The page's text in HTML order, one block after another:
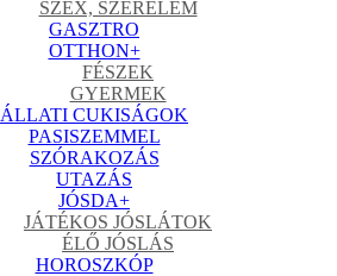
SZEX, SZERELEM
GASZTRO
OTTHON+
FÉSZEK
GYERMEK
ÁLLATI CUKISÁGOK
PASISZEMMEL
SZÓRAKOZÁS
UTAZÁS
JÓSDA+
JÁTÉKOS JÓSLÁTOK
ÉLŐ JÓSLÁS
HOROSZKÓP